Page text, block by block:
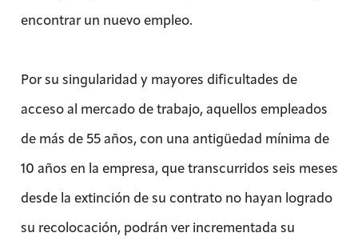
encontrar un nuevo empleo.
Por su singularidad y mayores dificultades de
acceso al mercado de trabajo, aquellos empleados
de más de 55 años, con una antigüedad mínima de
10 años en la empresa, que transcurridos seis meses
desde la extinción de su contrato no hayan logrado
su recolocación, podrán ver incrementada su